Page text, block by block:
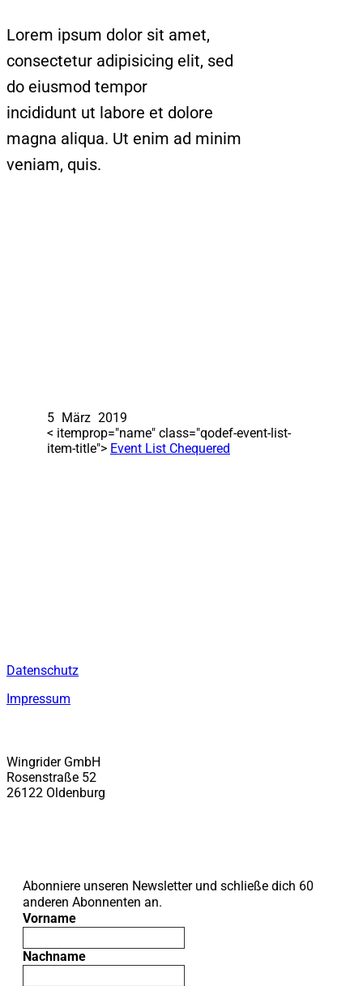
Lorem ipsum dolor sit amet,
consectetur adipisicing elit, sed
do eiusmod tempor
incididunt ut labore et dolore
magna aliqua. Ut enim ad minim
veniam, quis.
5 März 2019
< itemprop="name" class="qodef-event-list-
item-title"> Event List Chequered
Datenschutz
Impressum
Wingrider GmbH
Rosenstraße 52
26122 Oldenburg
Abonniere unseren Newsletter und schließe dich 60
anderen Abonnenten an.
Vorname
Nachname